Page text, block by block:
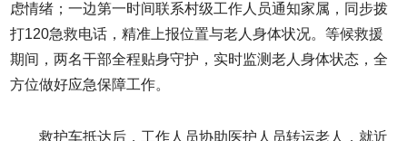
虑情绪；一边第一时间联系村级工作人员通知家属，同步拨
打120急救电话，精准上报位置与老人身体状况。等候救援
期间，两名干部全程贴身守护，实时监测老人身体状态，全
方位做好应急保障工作。
救护车抵达后，工作人员协助医护人员转运老人，就近